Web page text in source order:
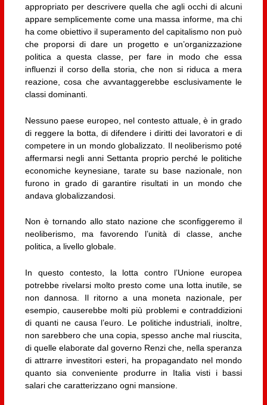
appropriato per descrivere quella che agli occhi di alcuni
appare semplicemente come una massa informe, ma chi
ha come obiettivo il superamento del capitalismo non può
che proporsi di dare un progetto e un’organizzazione
politica a questa classe, per fare in modo che essa
influenzi il corso della storia, che non si riduca a mera
reazione, cosa che avvantaggerebbe esclusivamente le
classi dominanti.
Nessuno paese europeo, nel contesto attuale, è in grado
di reggere la botta, di difendere i diritti dei lavoratori e di
competere in un mondo globalizzato. Il neoliberismo poté
affermarsi negli anni Settanta proprio perché le politiche
economiche keynesiane, tarate su base nazionale, non
furono in grado di garantire risultati in un mondo che
andava globalizzandosi.
Non è tornando allo stato nazione che sconfiggeremo il
neoliberismo, ma favorendo l’unità di classe, anche
politica, a livello globale.
In questo contesto, la lotta contro l’Unione europea
potrebbe rivelarsi molto presto come una lotta inutile, se
non dannosa. Il ritorno a una moneta nazionale, per
esempio, causerebbe molti più problemi e contraddizioni
di quanti ne causa l’euro. Le politiche industriali, inoltre,
non sarebbero che una copia, spesso anche mal riuscita,
di quelle elaborate dal governo Renzi che, nella speranza
di attrarre investitori esteri, ha propagandato nel mondo
quanto sia conveniente produrre in Italia visti i bassi
salari che caratterizzano ogni mansione.